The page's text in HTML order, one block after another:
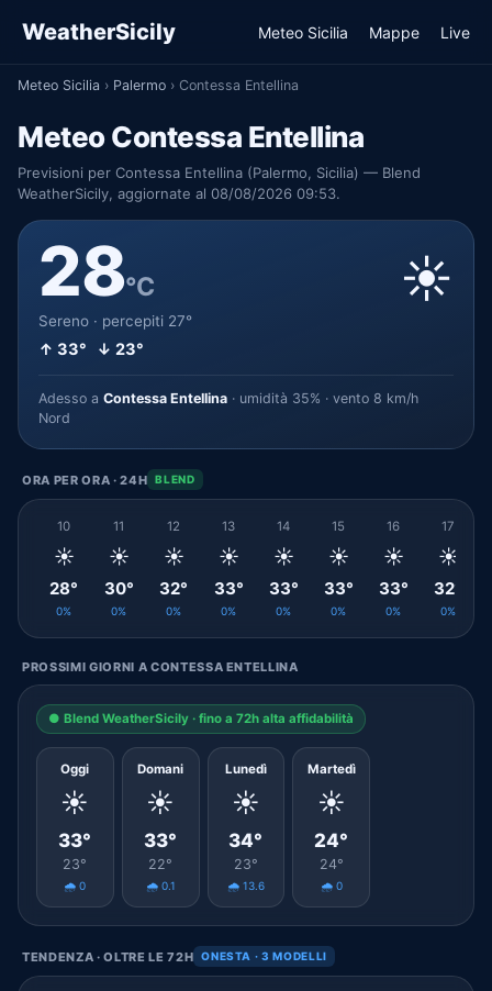
WeatherSicily Meteo Sicilia Mappe Live
Meteo Sicilia › Palermo › Contessa Entellina
Meteo Contessa Entellina
Previsioni per Contessa Entellina (Palermo, Sicilia) — Blend
WeatherSicily, aggiornate al 08/08/2026 09:53.
28°C
Sereno · percepiti 27°
↑ 33° ↓ 23°
☀️
Adesso a Contessa Entellina · umidità 35% · vento 8 km/h
Nord
ORA PER ORA · 24H BLEND
10
☀️
28°
0%
11
☀️
30°
0%
12
☀️
32°
0%
13
☀️
33°
0%
14
☀️
33°
0%
15
☀️
33°
0%
16
☀️
33°
0%
17
☀️
32°
0%
PROSSIMI GIORNI A CONTESSA ENTELLINA
● Blend WeatherSicily · fino a 72h alta affidabilità
Oggi
☀️
33°
23°
🌧️ 0
Domani
☀️
33°
22°
🌧️ 0.1
Lunedì
☀️
34°
23°
🌧️ 13.6
Martedì
☀️
24°
24°
🌧️ 0
TENDENZA · OLTRE LE 72H ONESTA · 3 MODELLI